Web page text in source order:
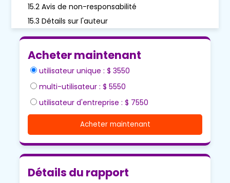
15.2 Avis de non-responsabilité
15.3 Détails sur l'auteur
Acheter maintenant
utilisateur unique : $ 3550
multi-utilisateur : $ 5550
utilisateur d'entreprise : $ 7550
Acheter maintenant
Détails du rapport